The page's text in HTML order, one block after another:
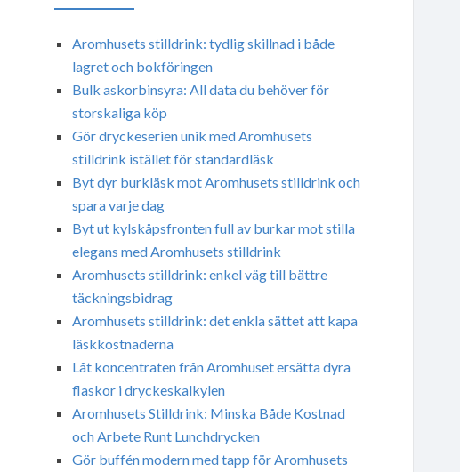
Aromhusets stilldrink: tydlig skillnad i både
lagret och bokföringen
Bulk askorbinsyra: All data du behöver för
storskaliga köp
Gör dryckeserien unik med Aromhusets
stilldrink istället för standardläsk
Byt dyr burkläsk mot Aromhusets stilldrink och
spara varje dag
Byt ut kylskåpsfronten full av burkar mot stilla
elegans med Aromhusets stilldrink
Aromhusets stilldrink: enkel väg till bättre
täckningsbidrag
Aromhusets stilldrink: det enkla sättet att kapa
läskkostnaderna
Låt koncentraten från Aromhuset ersätta dyra
flaskor i dryckeskalkylen
Aromhusets Stilldrink: Minska Både Kostnad
och Arbete Runt Lunchdrycken
Gör buffén modern med tapp för Aromhusets